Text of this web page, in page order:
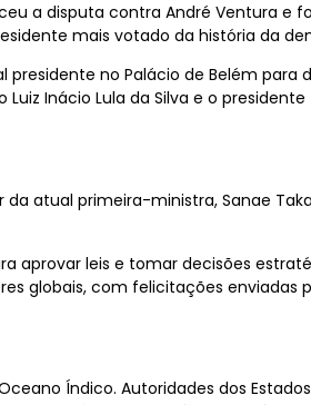
a disputa contra André Ventura e
mais votado da história da
no Palácio de Belém
Inácio Lula da Silva e o
atual primeira-ministra, Sanae
aprovar leis e tomar decisões
globais, com felicitações enviadas
Índico. Autoridades dos